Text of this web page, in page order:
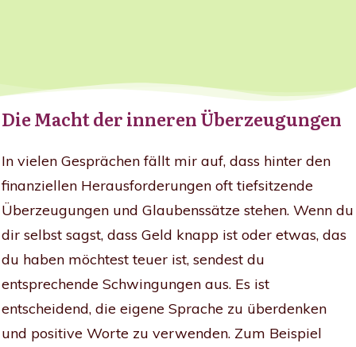
Die Macht der inneren Überzeugungen
In vielen Gesprächen fällt mir auf, dass hinter den
finanziellen Herausforderungen oft tiefsitzende
Überzeugungen und Glaubenssätze stehen. Wenn du
dir selbst sagst, dass Geld knapp ist oder etwas, das
du haben möchtest teuer ist, sendest du
entsprechende Schwingungen aus. Es ist
entscheidend, die eigene Sprache zu überdenken
und positive Worte zu verwenden. Zum Beispiel